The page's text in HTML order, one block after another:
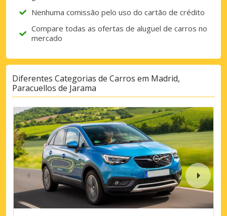
Nenhuma comissão pelo uso do cartão de crédito
Compare todas as ofertas de aluguel de carros no
mercado
Diferentes Categorias de Carros em Madrid,
Paracuellos de Jarama